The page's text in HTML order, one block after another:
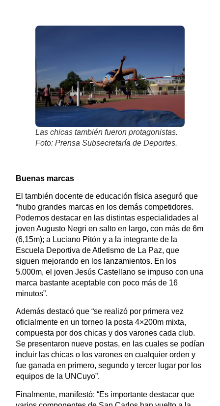
Las chicas también fueron protagonistas.
Foto: Prensa Subsecretaría de Deportes.
Buenas marcas
El también docente de educación física aseguró que
“hubo grandes marcas en los demás competidores.
Podemos destacar en las distintas especialidades al
joven Augusto Negri en salto en largo, con más de 6m
(6,15m); a Luciano Pitón y a la integrante de la
Escuela Deportiva de Atletismo de La Paz, que
siguen mejorando en los lanzamientos. En los
5.000m, el joven Jesús Castellano se impuso con una
marca bastante aceptable con poco más de 16
minutos”.
Además destacó que “se realizó por primera vez
oficialmente en un torneo la posta 4×200m mixta,
compuesta por dos chicas y dos varones cada club.
Se presentaron nueve postas, en las cuales se podían
incluir las chicas o los varones en cualquier orden y
fue ganada en primero, segundo y tercer lugar por los
equipos de la UNCuyo”.
Finalmente, manifestó: “Es importante destacar que